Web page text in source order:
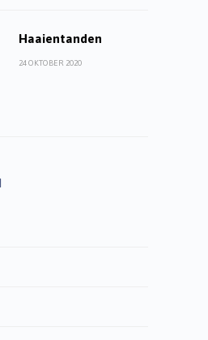
Haaientanden
24 OKTOBER 2020